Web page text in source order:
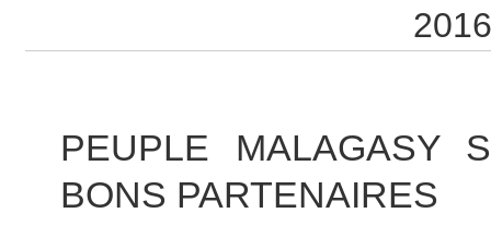
PEUPLE MALAGASY
BONS PARTENAIRES